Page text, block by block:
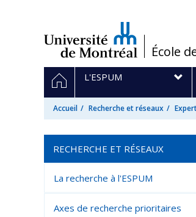
/École
Navigation
principale
ACCUEIL
L'ESPUM
Accueil Recherche et réseaux
RECHERCHE ET RÉSEAUX
La recherche à l'ESPUM
Axes de recherche prioritaires